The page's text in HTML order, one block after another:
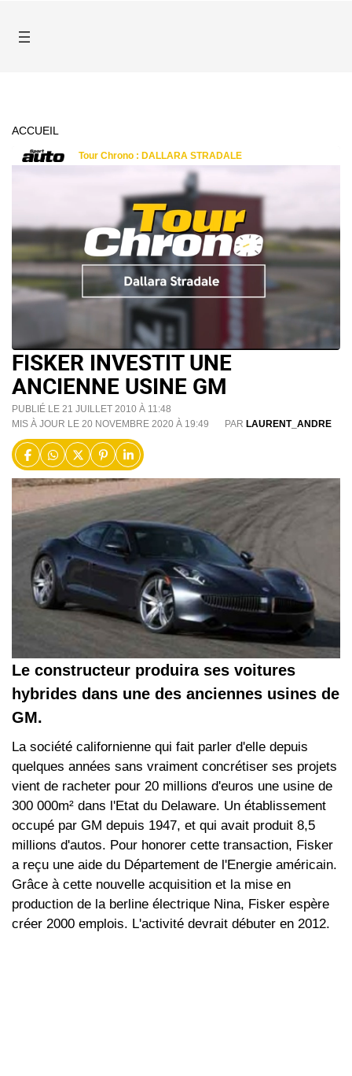
ACCUEIL
FISKER INVESTIT UNE
ANCIENNE USINE GM
PUBLIÉ LE 21 JUILLET 2010 À 11:48
MIS À JOUR LE 20 NOVEMBRE 2020 À 19:49
PAR LAURENT_ANDRE
Le constructeur produira ses voitures
hybrides dans une des anciennes usines de
GM.
La société californienne qui fait parler d'elle depuis
quelques années sans vraiment concrétiser ses projets
vient de racheter pour 20 millions d'euros une usine de
300 000m² dans l'Etat du Delaware. Un établissement
occupé par GM depuis 1947, et qui avait produit 8,5
millions d'autos. Pour honorer cette transaction, Fisker
a reçu une aide du Département de l'Energie américain.
Grâce à cette nouvelle acquisition et la mise en
production de la berline électrique Nina, Fisker espère
créer 2000 emplois. L'activité devrait débuter en 2012.